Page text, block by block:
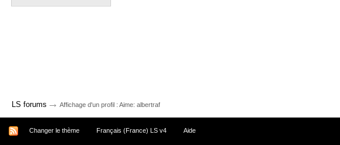
LS forums → Affichage d'un profil : Aime: albertraf
Changer le thème Français (France) LS v4 Aide